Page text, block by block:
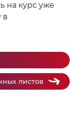
на курс уже
в
листов